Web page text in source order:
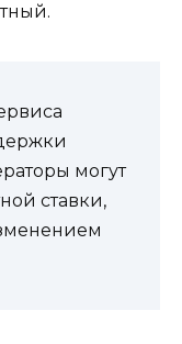
могут
ставки,